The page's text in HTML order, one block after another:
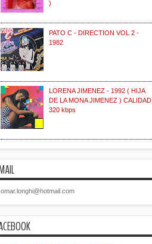
)
PATO C - DIRECTION VOL 2 -
1982
LORENA JIMENEZ - 1992 ( HIJA
DE LA MONA JIMENEZ ) CALIDAD
320 kbps
omar.longhi@hotmail.com